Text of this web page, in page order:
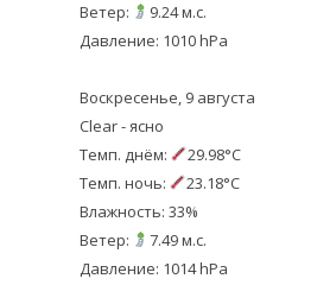
Ветер:
9.24 м.с.
Давление: 1010 hPa
Воскресенье, 9 августа
Clear - ясно
Темп. днём:
29.98°C
Темп. ночь:
23.18°C
Влажность: 33%
Ветер:
7.49 м.с.
Давление: 1014 hPa